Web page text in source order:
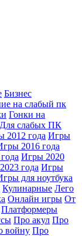
Бизнес
на слабый пк
Гонки на
Для слабых ПК
2012 года Игры
2016 года
Игры 2020
года Игры
для ноутбука
Кулинарные Лего
Онлайн игры От
Платформеры
Про акул Про
войну Про